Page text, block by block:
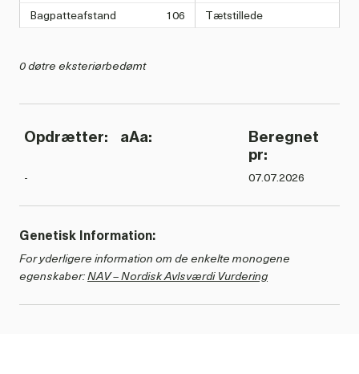
Bagpatteafstand
106 Tætstillede
0 døtre eksteriørbedømt
Opdrætter: aAa:
Beregnet
pr:
- 07.07.2026
Genetisk Information:
For yderligere information om de enkelte monogene
egenskaber:NAV – Nordisk Avlsværdi Vurdering